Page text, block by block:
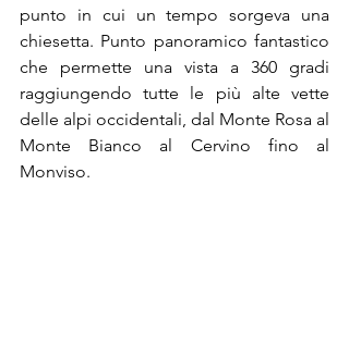
punto in cui un tempo sorgeva una
chiesetta. Punto panoramico fantastico
che permette una vista a 360 gradi
raggiungendo tutte le più alte vette
delle alpi occidentali, dal Monte Rosa al
Monte Bianco al Cervino fino al
Monviso.